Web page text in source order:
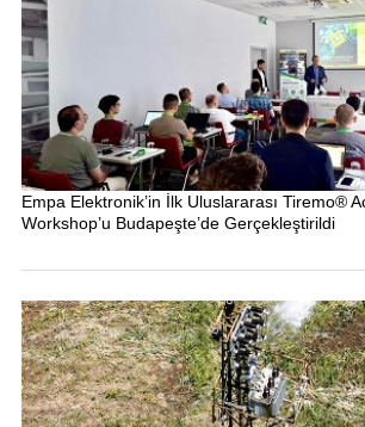
Empa Elektronik’in İlk Uluslararası Tiremo®
Workshop’u Budapeşte’de Gerçekleştirildi